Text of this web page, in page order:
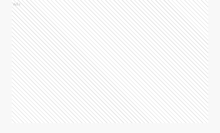
Ads